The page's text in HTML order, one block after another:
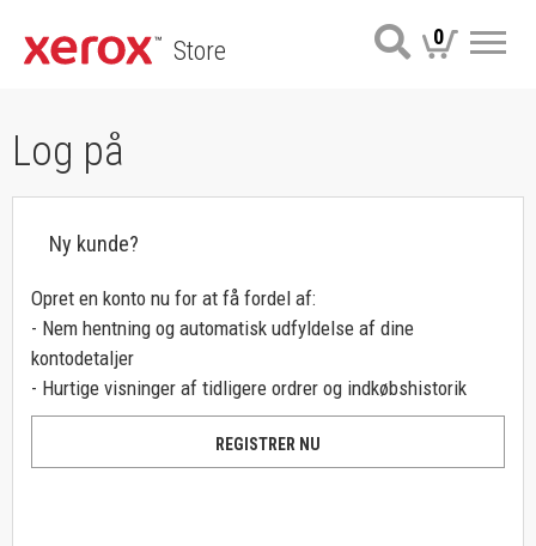
Store 0
Log på
Ny kunde?
Opret en konto nu for at få fordel af:
- Nem hentning og automatisk udfyldelse af dine
kontodetaljer
- Hurtige visninger af tidligere ordrer og indkøbshistorik
REGISTRER NU